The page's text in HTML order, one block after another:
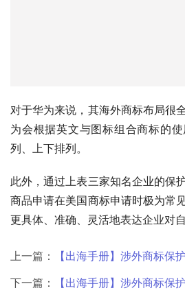
对于华为来说，其海外商标布局很
列、上下排列。
此外，通过上表三家知名企业的保
更具体、准确、灵活地表达企业对
上一篇：
【出海手册】涉外商标保护实用手册之